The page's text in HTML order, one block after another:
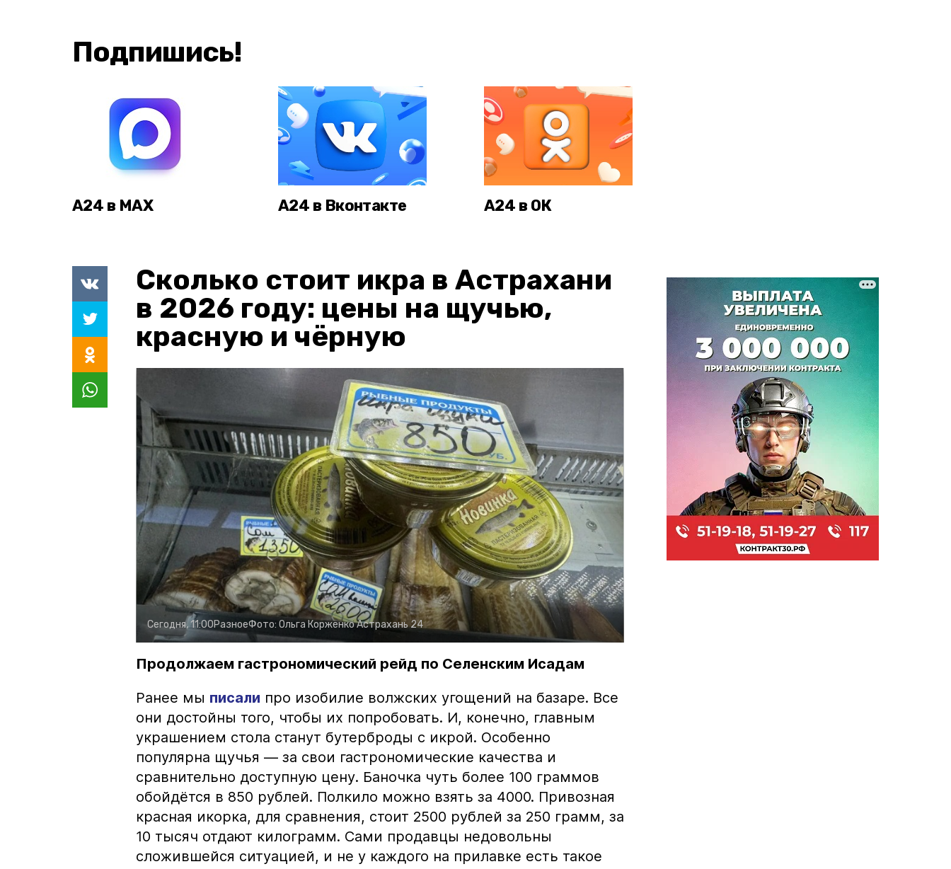
Подпишись!
А24 в MAX А24 в Вконтакте А24 в ОК
Сколько стоит икра в Астрахани
в 2026 году: цены на щучью,
красную и чёрную
Сегодня, 11:00РазноеФото: Ольга КорженкоАстрахань 24
Продолжаем гастрономический рейд по Селенским Исадам
Ранее мы писали про изобилие волжских угощений на базаре. Все
они достойны того, чтобы их попробовать. И, конечно, главным
украшением стола станут бутерброды с икрой. Особенно
популярна щучья — за свои гастрономические качества и
сравнительно доступную цену. Баночка чуть более 100 граммов
обойдётся в 850 рублей. Полкило можно взять за 4000. Привозная
красная икорка, для сравнения, стоит 2500 рублей за 250 грамм, за
10 тысяч отдают килограмм. Сами продавцы недовольны
сложившейся ситуацией, и не у каждого на прилавке есть такое